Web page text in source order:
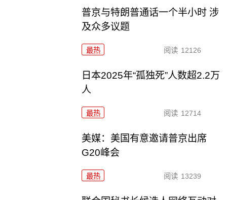
普京与特朗普通话一个半小时 涉
及众多议题
最热 阅读 12126
日本2025年“孤独死”人数超2.2万
人
最热 阅读 12714
美媒：美国有意邀请普京出席
G20峰会
最热 阅读 13239